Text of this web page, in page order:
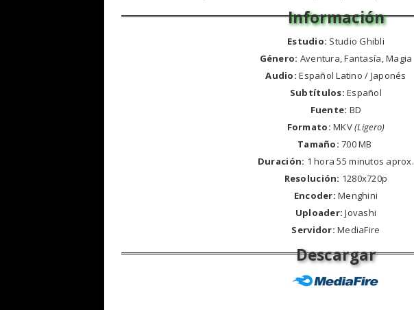
Estudio: Studio Ghibli
Género: Aventura, Fantasía, Magia
Audio:Español Latino / Japonés
Subtítulos:Español
Fuente: BD
Formato:MKV(Ligero)
Tamaño:700 MB
Duración: 1 hora 55 minutos aprox.
Resolución: 1280x720p
Encoder: Menghini
Uploader:Jovashi
Servidor: MediaFire